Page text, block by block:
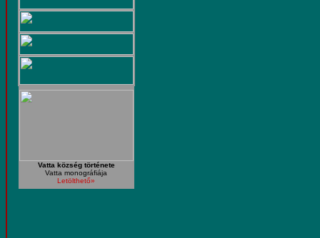
Vatta község története
Vatta monográfiája
Letölthető»